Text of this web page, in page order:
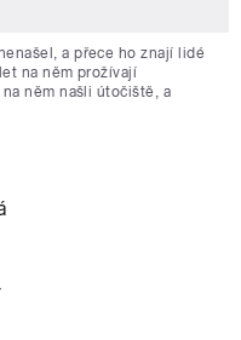
a přece ho znají lidé
na něm prožívají
něm našli útočiště, a